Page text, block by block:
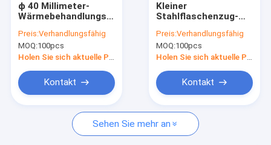
Nachrichten
Fordern Sie ein Zitat
Elektro-Kettenzug
ф 40 Millimeter-
Wärmebehandlungs-
GS/CER genehmigte
Preis:Verhandlungsfähig
MOQ:100pcs
Holen Sie sich aktuelle Preis
Kontakt
Kleiner
Stahlflaschenzug-
Takelungs-Hardware-
3400kg von Chain 8 -
9 Millimeter
Preis:Verhandlungsfähig
MOQ:100pcs
Holen Sie sich aktuelle Preis
Kontakt
Sehen Sie mehr an